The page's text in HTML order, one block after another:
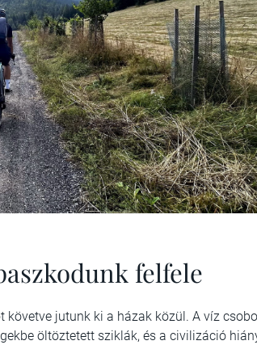
felfele
jutunk ki a házak közül. A víz
öltöztetett sziklák, és a civilizáció